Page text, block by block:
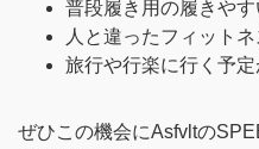
普段履き用の履きや
人と違ったフィット
旅行や行楽に行く予
ぜひこの機会にAsfvltの